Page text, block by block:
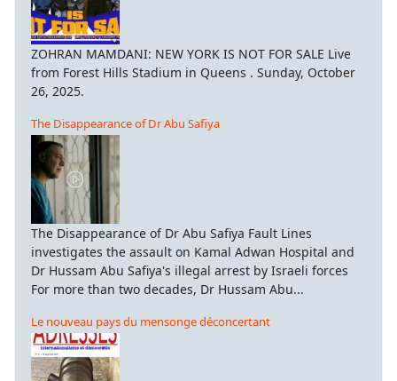
ZOHRAN MAMDANI: NEW YORK IS NOT FOR SALE Live
from Forest Hills Stadium in Queens . Sunday, October
26, 2025.
The Disappearance of Dr Abu Safiya
The Disappearance of Dr Abu Safiya Fault Lines
investigates the assault on Kamal Adwan Hospital and
Dr Hussam Abu Safiya's illegal arrest by Israeli forces
For more than two decades, Dr Hussam Abu...
Le nouveau pays du mensonge déconcertant